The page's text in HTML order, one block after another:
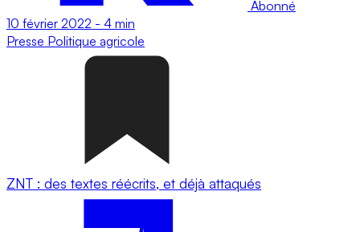
Abonné
10 février 2022 - 4 min
Presse Politique agricole
ZNT : des textes réécrits, et déjà attaqués